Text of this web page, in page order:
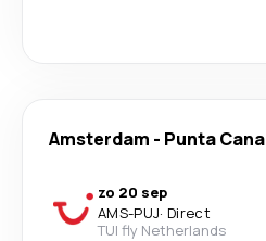
Amsterdam - Punta Cana
zo 20 sep
AMS-PUJ· Direct
TUI fly Netherlands